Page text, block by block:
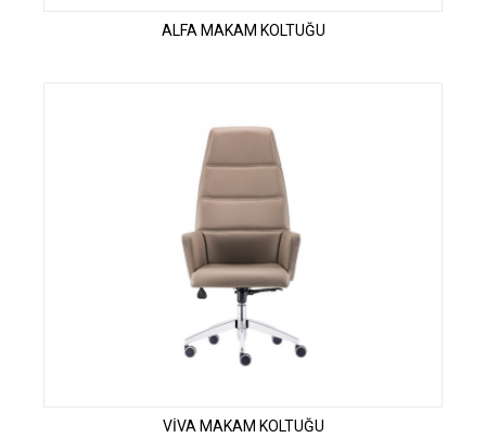
ALFA MAKAM KOLTUĞU
VİVA MAKAM KOLTUĞU